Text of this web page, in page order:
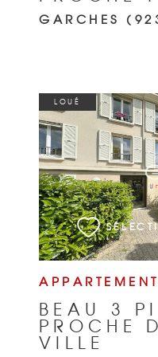
GARCHES
APPARTEMENT
BEAU 3
PROCHE
VILLE
LOUÉ